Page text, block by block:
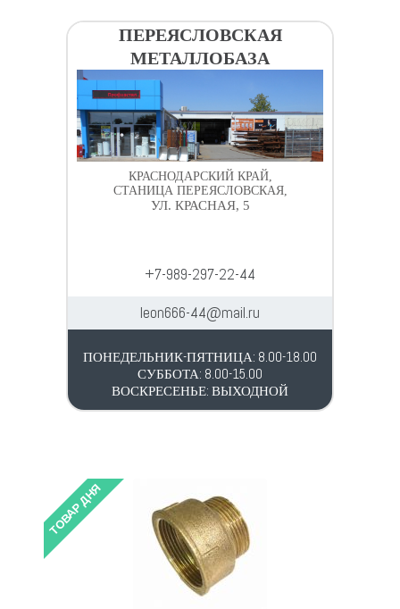
ПЕРЕЯСЛОВСКАЯ
МЕТАЛЛОБАЗА
КРАСНОДАРСКИЙ КРАЙ,
СТАНИЦА ПЕРЕЯСЛОВСКАЯ,
УЛ. КРАСНАЯ, 5
+7-989-297-22-44
leon666-44@mail.ru
ПОНЕДЕЛЬНИК-ПЯТНИЦА: 8.00-18.00
СУББОТА: 8.00-15.00
ВОСКРЕСЕНЬЕ: ВЫХОДНОЙ
ТОВАР ДНЯ